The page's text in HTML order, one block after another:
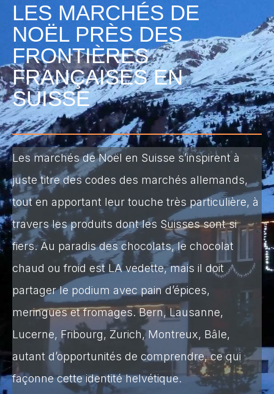
LES MARCHÉS DE
NOËL PRÈS DES
FRONTIÈRES
FRANÇAISES EN
SUISSE
Les marchés de Noël en Suisse s’inspirent à
juste titre des codes des marchés allemands,
tout en apportant leur touche très particulière, à
travers les produits dont les Suisses sont si
fiers. Au paradis des chocolats, le chocolat
chaud ou froid est LA vedette, mais il doit
partager le podium avec pain d’épices,
meringues et fromages. Bern, Lausanne,
Lucerne, Fribourg, Zurich, Montreux, Bâle,
autant d’opportunités de comprendre, ce qui
façonne cette identité helvétique.